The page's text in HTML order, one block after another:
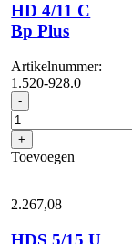
HD 4/11 C
Bp Plus
Artikelnummer:
1.520-928.0
- HD
4/11
C
Bp
Plus
+
Toevoegen
2.267,08
HDS 5/15 U